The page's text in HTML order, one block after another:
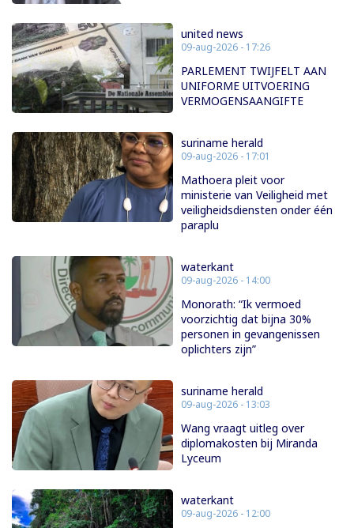
united news
09-aug-2026 - 17:26
PARLEMENT TWIJFELT AAN
UNIFORME UITVOERING
VERMOGENSAANGIFTE
suriname herald
09-aug-2026 - 17:01
Mathoera pleit voor
ministerie van Veiligheid met
veiligheidsdiensten onder één
paraplu
waterkant
09-aug-2026 - 14:00
Monorath: “Ik vermoed
voorzichtig dat bijna 30%
personen in gevangenissen
oplichters zijn”
suriname herald
09-aug-2026 - 13:03
Wang vraagt uitleg over
diplomakosten bij Miranda
Lyceum
waterkant
09-aug-2026 - 12:00